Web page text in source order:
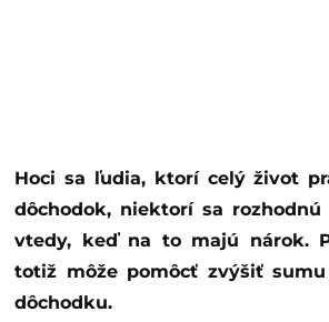
Hoci sa ľudia, ktorí celý život pracovali, tešia na
dôchodok, niektorí sa rozhodnú
vtedy, keď na to majú nárok.
totiž môže pomôcť zvýšiť sumu
dôchodku.